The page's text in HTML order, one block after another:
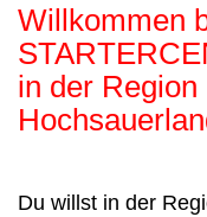
Willkommen
in der
Du willst in der